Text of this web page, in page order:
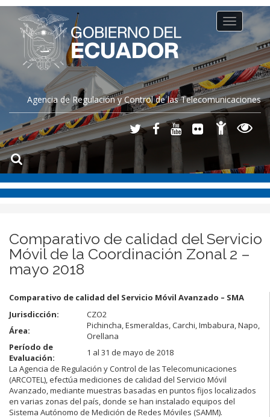
Agencia de Regulación y Control de las Telecomunicaciones
Toggle
navigation
Comparativo de calidad del Servicio
Móvil de la Coordinación Zonal 2 –
mayo 2018
Comparativo de calidad del Servicio Móvil Avanzado – SMA
Jurisdicción:
CZO2
Área:
Pichincha, Esmeraldas, Carchi, Imbabura, Napo,
Orellana
Período de
Evaluación:
1 al 31 de mayo de 2018
La Agencia de Regulación y Control de las Telecomunicaciones
(ARCOTEL), efectúa mediciones de calidad del Servicio Móvil
Avanzado, mediante muestras basadas en puntos fijos localizados
en varias zonas del país, donde se han instalado equipos del
Sistema Autónomo de Medición de Redes Móviles (SAMM).